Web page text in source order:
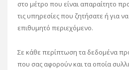
στο μέτρο που είναι απαραίτητο
τις υπηρεσίες που ζητήσατε ή για
επιθυμητό περιεχόμενο.
Σε κάθε περίπτωση τα δεδομένα
που σας αφορούν και τα οποία